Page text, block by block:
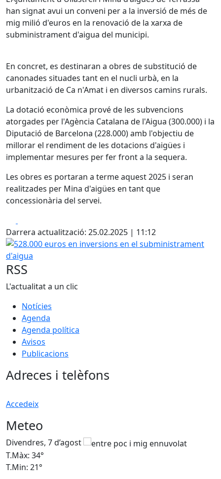
han signat avui un conveni per a la inversió de més de
mig milió d'euros en la renovació de la xarxa de
subministrament d'aigua del municipi.
En concret, es destinaran a obres de substitució de
canonades situades tant en el nucli urbà, en la
urbanització de Ca n'Amat i en diversos camins rurals.
La dotació econòmica prové de les subvencions
atorgades per l'Agència Catalana de l'Aigua (300.000) i la
Diputació de Barcelona (228.000) amb l'objectiu de
millorar el rendiment de les dotacions d'aigües i
implementar mesures per fer front a la sequera.
Les obres es portaran a terme aquest 2025 i seran
realitzades per Mina d'aigües en tant que
concessionària del servei.
Darrera actualització: 25.02.2025 | 11:12
528.000 euros en inversions en el subministrament
RSS
L'actualitat a un clic
Notícies
Agenda
Agenda política
Avisos
Publicacions
Adreces i telèfons
Accedeix
Meteo
Divendres, 7 d’agost
T.Màx: 34°
T.Min: 21°